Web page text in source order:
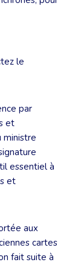
le
par
et
ministre
essentiel à
et
aux
cartes
fait suite à